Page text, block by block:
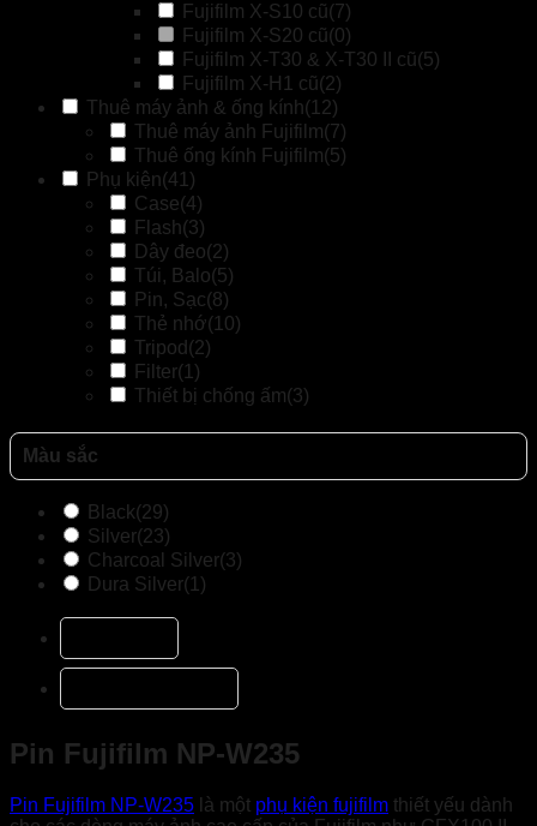
Fujifilm X-S10 cũ(7)
Fujifilm X-S20 cũ(0)
Fujifilm X-T30 & X-T30 II cũ(5)
Fujifilm X-H1 cũ(2)
Thuê máy ảnh & ống kính(12)
Thuê máy ảnh Fujifilm(7)
Thuê ống kính Fujifilm(5)
Phụ kiện(41)
Case(4)
Flash(3)
Dây đeo(2)
Túi, Balo(5)
Pin, Sạc(8)
Thẻ nhớ(10)
Tripod (2)
Filter(1)
Thiết bị chống ấm(3)
Màu sắc
Black(29)
Silver(23)
Charcoal Silver(3)
Dura Silver(1)
Pin Fujifilm NP-W235
Pin Fujifilm NP-W235 là một phụ kiện fujifilm thiết yếu dành